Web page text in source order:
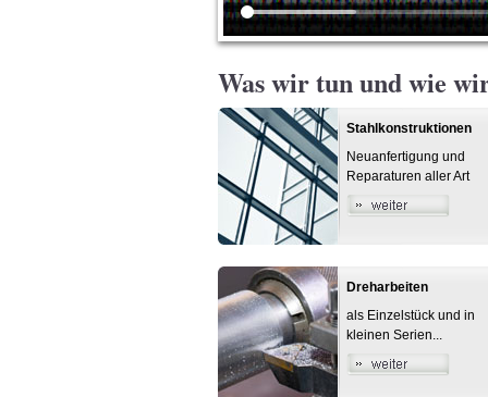
Was wir tun und wie
Stahlkonstruktionen
Neuanfertigung und
Reparaturen aller Art
Dreharbeiten
als Einzelstück und in
kleinen Serien...